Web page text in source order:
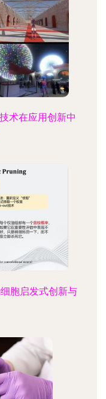
术在应用创新中
胞启发式创新与